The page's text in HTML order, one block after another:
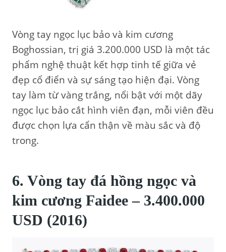
Vòng tay ngọc lục bảo và kim cương
Boghossian, trị giá 3.200.000 USD là một tác
phẩm nghệ thuật kết hợp tinh tế giữa vẻ
đẹp cổ điển và sự sáng tạo hiện đại. Vòng
tay làm từ vàng trắng, nổi bật với một dãy
ngọc lục bảo cắt hình viên đạn, mỗi viên đều
được chọn lựa cẩn thận về màu sắc và độ
trong.
6. Vòng tay đá hồng ngọc và
kim cương Faidee – 3.400.000
USD (2016)